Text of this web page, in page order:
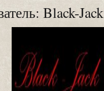
Black-Jack